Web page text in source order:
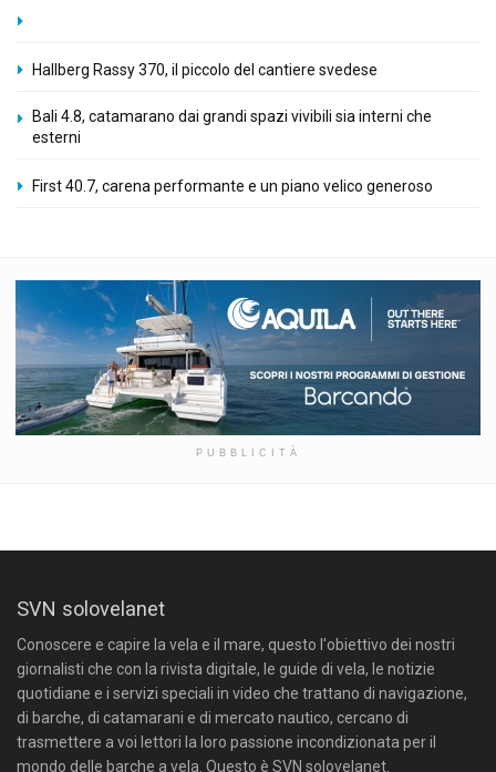
Hallberg Rassy 370, il piccolo del cantiere svedese
Bali 4.8, catamarano dai grandi spazi vivibili sia interni che
esterni
First 40.7, carena performante e un piano velico generoso
PUBBLICITÀ
SVN solovelanet
Conoscere e capire la vela e il mare, questo l'obiettivo dei nostri
giornalisti che con la rivista digitale, le guide di vela, le notizie
quotidiane e i servizi speciali in video che trattano di navigazione,
di barche, di catamarani e di mercato nautico, cercano di
trasmettere a voi lettori la loro passione incondizionata per il
mondo delle barche a vela. Questo è SVN solovelanet.